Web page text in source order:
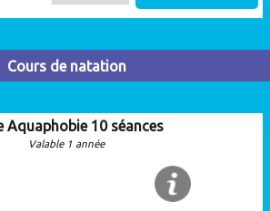
Cours de natation
Aquaphobie 10 séances
Valable 1 année